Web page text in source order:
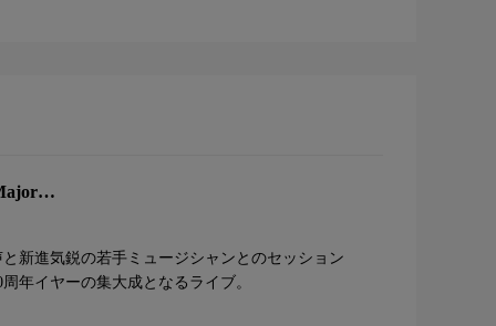
新進気鋭の若手ミュージシャンとのセッション
年イヤーの集大成となるライブ。